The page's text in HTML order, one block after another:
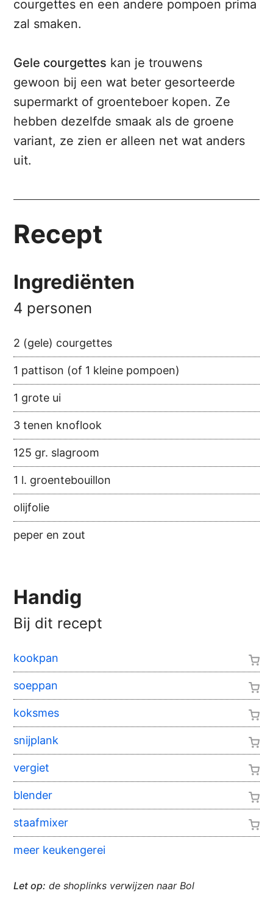
courgettes en een andere pompoen prima
zal smaken.
Gele courgettes kan je trouwens
gewoon bij een wat beter gesorteerde
supermarkt of groenteboer kopen. Ze
hebben dezelfde smaak als de groene
variant, ze zien er alleen net wat anders
uit.
Recept
Ingrediënten
4 personen
2 (gele) courgettes
1 pattison (of 1 kleine pompoen)
1 grote ui
3 tenen knoflook
125 gr. slagroom
1 l. groentebouillon
olijfolie
peper en zout
Handig
Bij dit recept
kookpan
soeppan
koksmes
snijplank
vergiet
blender
staafmixer
meer keukengerei
Let op: de shoplinks verwijzen naar Bol